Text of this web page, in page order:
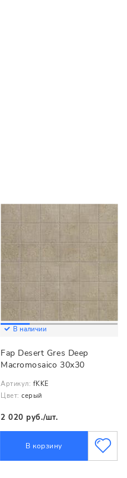
В наличии
Fap Desert Gres Deep
Macromosaico 30x30
Артикул: fKKE
Цвет: серый
2 020 руб./шт.
В корзину